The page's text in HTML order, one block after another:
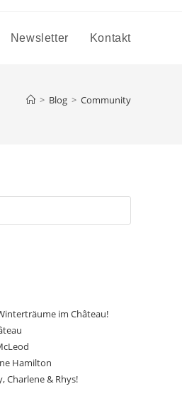
Newsletter Kontakt
> Blog > Community
im Château!
Hamilton
Charlene & Rhys!